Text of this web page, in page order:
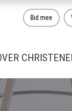
Bid mee